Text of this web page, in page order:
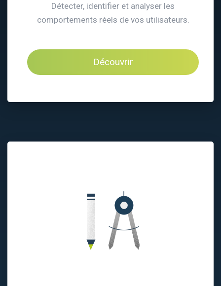
Détecter, identifier et analyser les
comportements réels de vos utilisateurs.
Découvrir